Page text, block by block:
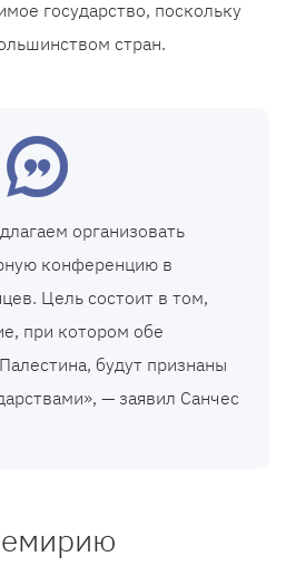
государство, поскольку
стран.
организовать
конференцию в
Цель состоит в том,
при котором обе
будут признаны
— заявил Санчес